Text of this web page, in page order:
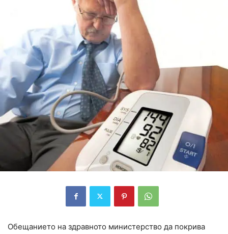
Обещанието на здравното министерство да покрива